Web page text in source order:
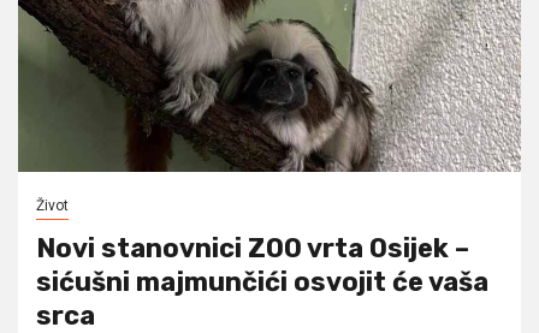
Život
Novi stanovnici ZOO vrta Osijek –
sićušni majmunčići osvojit će vaša
srca